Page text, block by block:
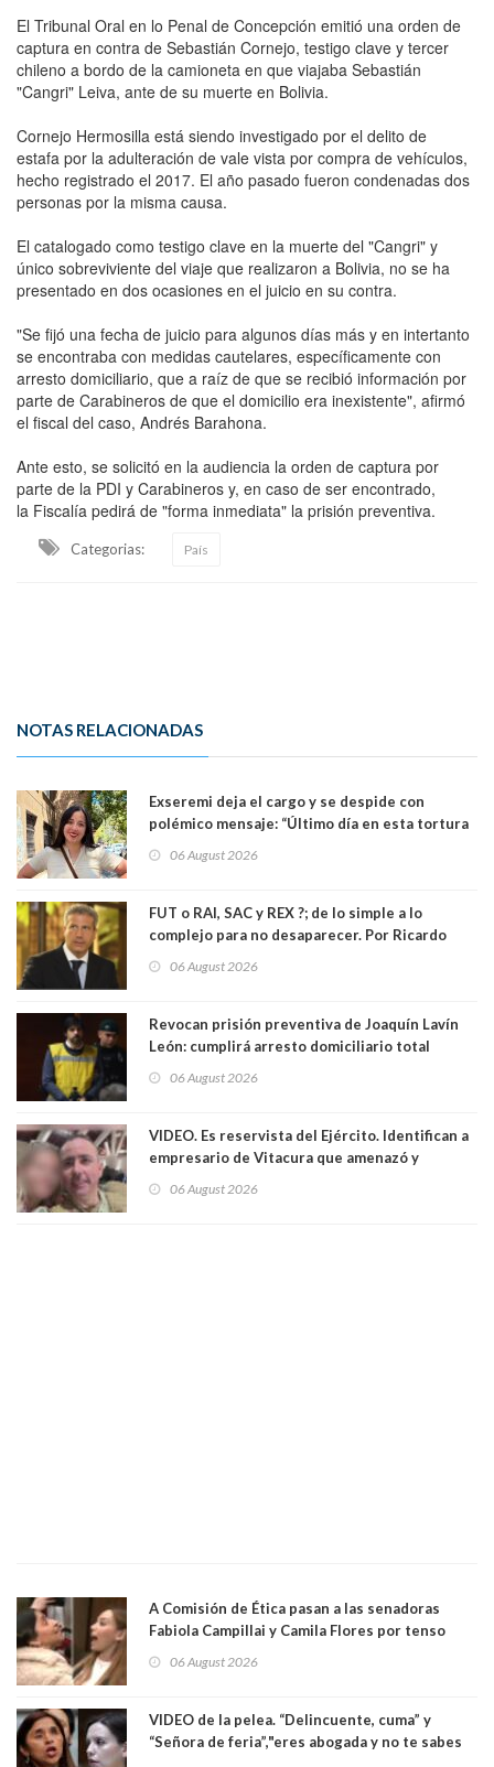
El Tribunal Oral en lo Penal de Concepción emitió una orden de
captura en contra de Sebastián Cornejo, testigo clave y tercer
chileno a bordo de la camioneta en que viajaba Sebastián
"Cangri" Leiva, ante de su muerte en Bolivia.
Cornejo Hermosilla está siendo investigado por el delito de
estafa por la adulteración de vale vista por compra de vehículos,
hecho registrado el 2017. El año pasado fueron condenadas dos
personas por la misma causa.
El catalogado como testigo clave en la muerte del "Cangri" y
único sobreviviente del viaje que realizaron a Bolivia, no se ha
presentado en dos ocasiones en el juicio en su contra.
"Se fijó una fecha de juicio para algunos días más y en intertanto
se encontraba con medidas cautelares, específicamente con
arresto domiciliario, que a raíz de que se recibió información por
parte de Carabineros de que el domicilio era inexistente", afirmó
el fiscal del caso, Andrés Barahona.
Ante esto, se solicitó en la audiencia la orden de captura por
parte de la PDI y Carabineros y, en caso de ser encontrado,
la Fiscalía pedirá de "forma inmediata" la prisión preventiva.
Categorias: País
NOTAS RELACIONADAS
Exseremi deja el cargo y se despide con
polémico mensaje: “Último día en esta tortura
06 August 2026
FUT o RAI, SAC y REX ?; de lo simple a lo
complejo para no desaparecer. Por Ricardo
06 August 2026
Revocan prisión preventiva de Joaquín Lavín
León: cumplirá arresto domiciliario total
06 August 2026
VIDEO. Es reservista del Ejército. Identifican a
empresario de Vitacura que amenazó y
al "ring raja". Se trata de Andrés Arrieta y la
06 August 2026
A Comisión de Ética pasan a las senadoras
Fabiola Campillai y Camila Flores por tenso
06 August 2026
VIDEO de la pelea. “Delincuente, cuma” y
“Señora de feria”,"eres abogada y no te sabes